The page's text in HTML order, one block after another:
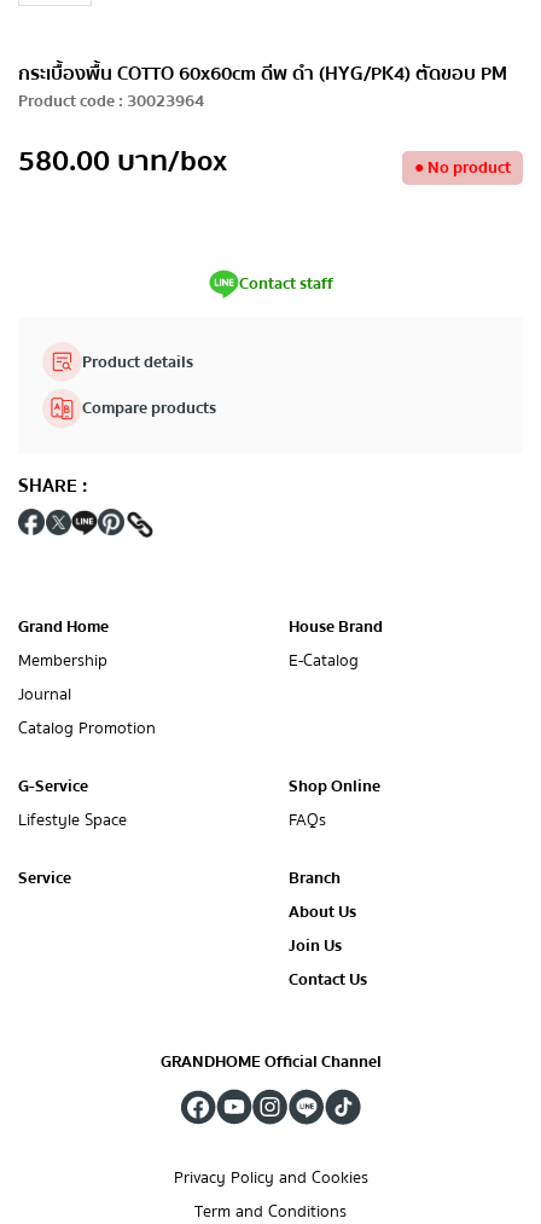
กระเบื้องพื้น COTTO 60x60cm ดีพ ดำ (HYG/PK4) ตัดขอบ PM
Product code: 30023964
580.00บาท/box ●No product
Contact staff
Product details
Compare products
SHARE:
Grand Home
Membership
Journal
Catalog Promotion
House Brand
E-Catalog
G-Service
Lifestyle Space
Shop Online
FAQs
Service
Branch
About Us
Join Us
Contact Us
GRANDHOME Official Channel
Privacy Policy and Cookies
Term and Conditions